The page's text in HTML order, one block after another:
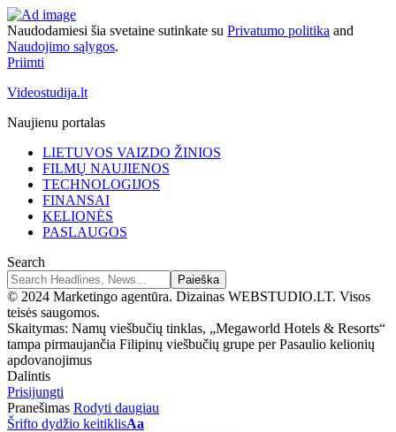
Naudodamiesi šia svetaine sutinkate su Privatumo politika and
Naudojimo sąlygos.
Priimti
Videostudija.lt
Naujienu portalas
LIETUVOS VAIZDO ŽINIOS
FILMŲ NAUJIENOS
TECHNOLOGIJOS
FINANSAI
KELIONĖS
PASLAUGOS
Search
© 2024 Marketingo agentūra. Dizainas WEBSTUDIO.LT. Visos
teisės saugomos.
Skaitymas: Namų viešbučių tinklas, „Megaworld Hotels & Resorts“
tampa pirmaujančia Filipinų viešbučių grupe per Pasaulio kelionių
apdovanojimus
Dalintis
Prisijungti
Pranešimas Rodyti daugiau
Šrifto dydžio keitiklisAa